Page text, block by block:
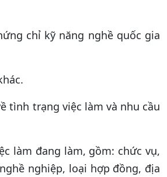
chỉ kỹ năng nghề quốc gia
tình trạng việc làm và nhu cầu
làm đang làm, gồm: chức vụ,
nghiệp, loại hợp đồng, địa